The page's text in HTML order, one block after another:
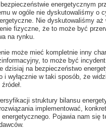
energetycznym
w ogóle nie dyskutowaliśmy o
Nie dyskutowaliśmy aż
fizyczne, że to może być
na rynku.
może mieć kompletnie inny
to może być
na bezpieczeństwo
wyłącznie w taki sposób, że
struktury bilansu
implementować,
Pojawia nam się